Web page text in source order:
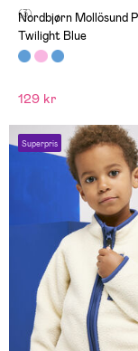
(3)
Nordbjørn Mollösund
Twilight Blue
129 kr
Superpris